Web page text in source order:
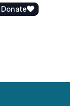
Donate